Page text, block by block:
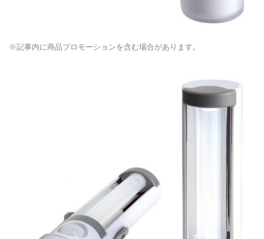
※記事内に商品プロモーションを含む場合があります。